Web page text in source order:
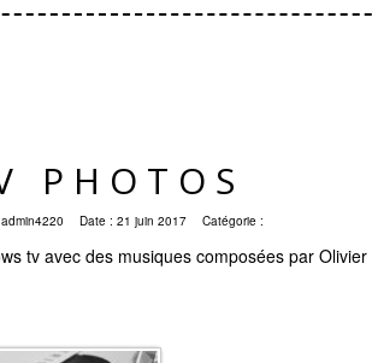
PHOTOS
admin4220 Date : 21 juin 2017 Catégorie :
tv avec des musiques composées par Olivier